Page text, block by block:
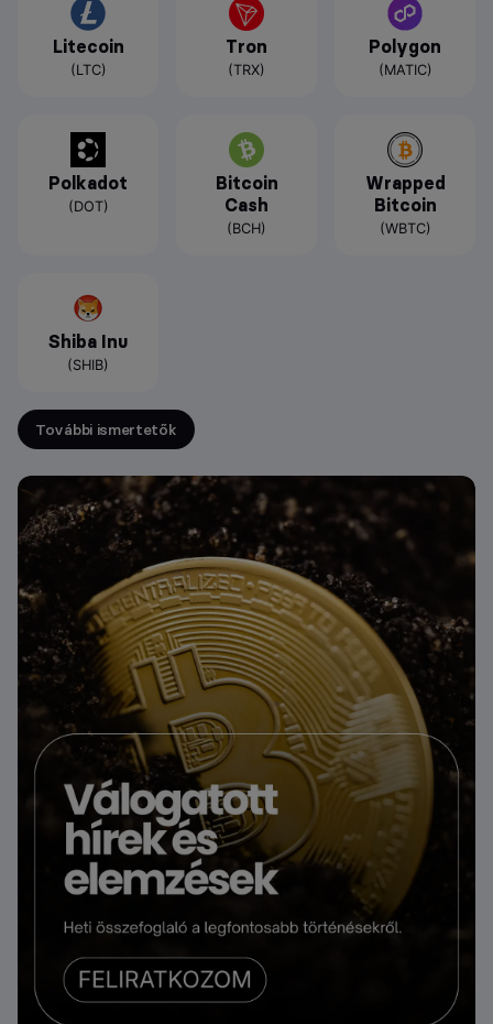
Litecoin
(LTC)
Tron
(TRX)
Polygon
(MATIC)
Polkadot
(DOT)
Bitcoin
Cash
(BCH)
Wrapped
Bitcoin
(WBTC)
Shiba Inu
(SHIB)
További ismertetők